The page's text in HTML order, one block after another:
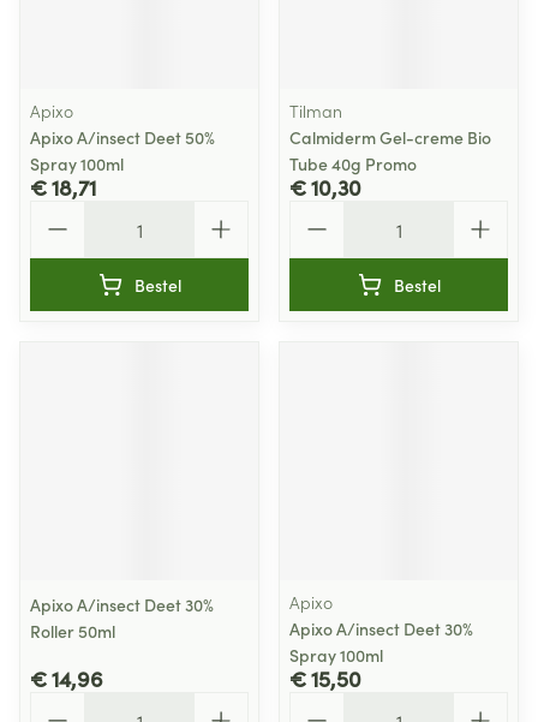
Apixo
Apixo A/insect Deet 50%
Spray 100ml
€ 18,71
Bestel
Tilman
Calmiderm Gel-creme Bio
Tube 40g Promo
€ 10,30
Bestel
Apixo A/insect Deet 30%
Roller 50ml
€ 14,96
Apixo
Apixo A/insect Deet 30%
Spray 100ml
€ 15,50